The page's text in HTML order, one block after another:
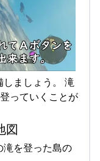
ましょう。 滝
っていくことが
図
を登った島の